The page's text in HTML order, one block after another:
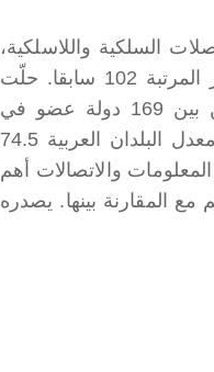
السلكية واللاسلكية،
فبعد أن كانت تحتل الجزائر المرتبة 102 سابقا. حلّت
الجزائر في المرتبة 88 من بين 169 دولة عضو في
الإتحاد بمعدل. قدر بـ 77.8 نقطة، مُتجاوزة بذلك المعدل الافريقي 47.4 نقطة ومعدل البلدان العربية 74.5
والاتصالات أهم
المقارنة بينها. يصدره